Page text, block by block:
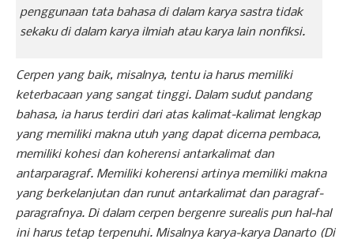
penggunaan tata bahasa di dalam karya sastra tidak
sekaku di dalam karya ilmiah atau karya lain nonfiksi.
Cerpen yang baik, misalnya, tentu ia harus memiliki
keterbacaan yang sangat tinggi. Dalam sudut pandang
bahasa, ia harus terdiri dari atas kalimat-kalimat lengkap
yang memiliki makna utuh yang dapat dicerna pembaca,
memiliki kohesi dan koherensi antarkalimat dan
antarparagraf. Memiliki koherensi artinya memiliki makna
yang berkelanjutan dan runut antarkalimat dan paragraf-
paragrafnya. Di dalam cerpen bergenre surealis pun hal-hal
ini harus tetap terpenuhi. Misalnya karya-karya Danarto (Di